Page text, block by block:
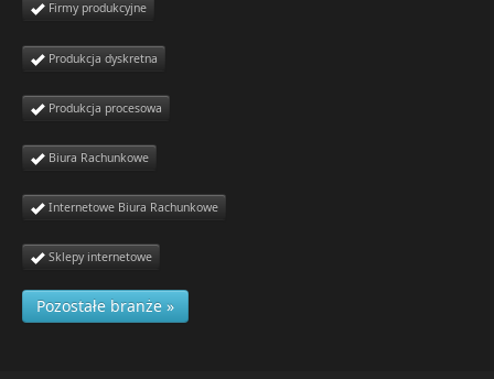
Firmy produkcyjne
Produkcja dyskretna
Produkcja procesowa
Biura Rachunkowe
Internetowe Biura Rachunkowe
Sklepy internetowe
Pozostałe branże »